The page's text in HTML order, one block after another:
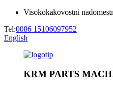
Visokokakovostni
Tel:0086 15106097952
English
KRM PARTS